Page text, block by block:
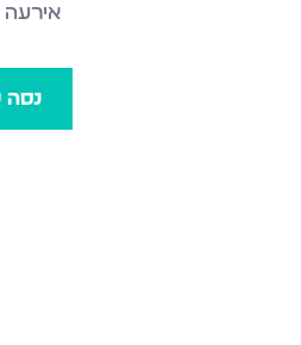
אירעה
נסה